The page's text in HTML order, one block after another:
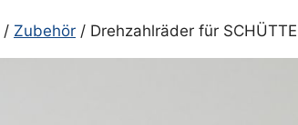
/ Zubehör / Drehzahlräder für